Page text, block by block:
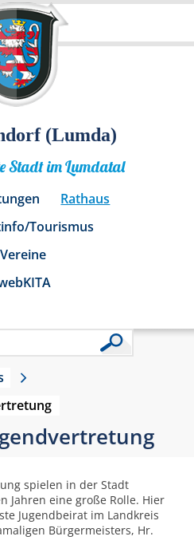
(Lumda)
Stadt im Lumdatal
Rathaus
Tourismus
Vereine
spielen in der Stadt
Jahren eine große Rolle. Hier
Jugendbeirat im Landkreis
Bürgermeisters, Hr.